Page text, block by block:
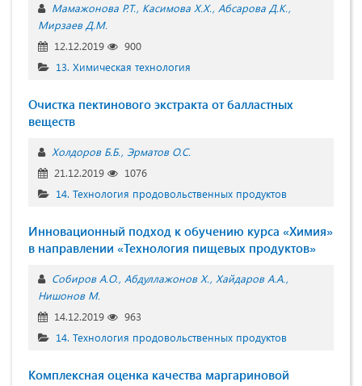
Мамажонова Р.Т. Кaсимова Х.Х. Абсарова Д.К.
Мирзаев Д.М.
12.12.2019
900
13. Химическая технология
Очистка пектинового экстракта от балластных
веществ
Холдоров Б.Б. Эрматов О.С.
21.12.2019
1076
14. Технология продовольственных продуктов
Инновационный подход к обучению курса «Химия»
в направлении «Технология пищевых продуктов»
Собиров А.О. Абдуллажонов Х. Хайдаров А.А.
Нишонов М.
14.12.2019
963
14. Технология продовольственных продуктов
Комплексная оценка качества маргариновой